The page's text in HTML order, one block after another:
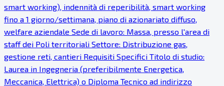
smart working), indennità di reperibilità, smart working
fino a 1 giorno/settimana, piano di azionariato diffuso,
welfare aziendale Sede di lavoro: Massa, presso l'area di
staff dei Poli territoriali Settore: Distribuzione gas,
gestione reti, cantieri Requisiti Specifici Titolo di studio:
Laurea in Ingegneria (preferibilmente Energetica,
Meccanica, Elettrica) o Diploma Tecnico ad indirizzo